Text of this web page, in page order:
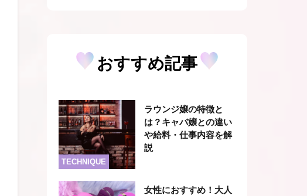
おすすめ記事
TECHNIQUE
ラウンジ嬢の特徴と
は？キャバ嬢との違い
や給料・仕事内容を解
説
女性におすすめ！大人